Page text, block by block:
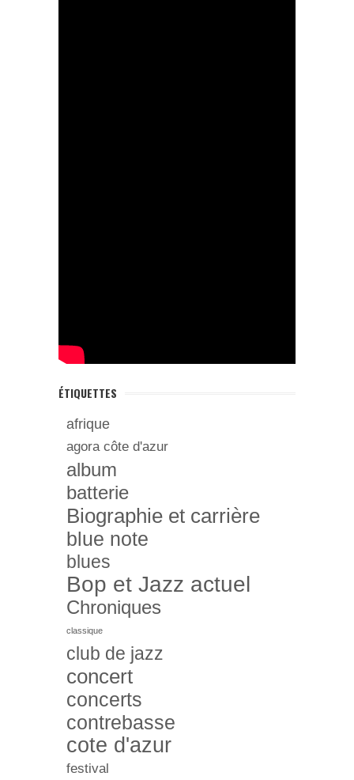
ÉTIQUETTES
afrique
agora côte d'azur
album
batterie
Biographie et carrière
blue note
blues
Bop et Jazz actuel
Chroniques
classique
club de jazz
concert
concerts
contrebasse
cote d'azur
festival